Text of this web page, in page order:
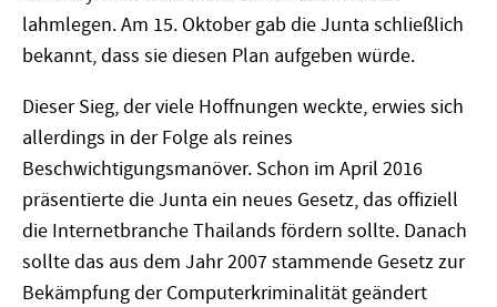
lahmlegen. Am 15. Oktober gab die Junta schließlich
bekannt, dass sie diesen Plan aufgeben würde.
Dieser Sieg, der viele Hoffnungen weckte, erwies sich
allerdings in der Folge als reines
Beschwichtigungsmanöver. Schon im April 2016
präsentierte die Junta ein neues Gesetz, das offiziell
die Internetbranche Thailands fördern sollte. Danach
sollte das aus dem Jahr 2007 stammende Gesetz zur
Bekämpfung der Computerkriminalität geändert